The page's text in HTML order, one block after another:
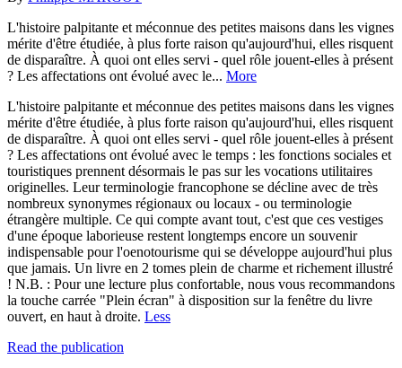
L'histoire palpitante et méconnue des petites maisons dans les vignes
mérite d'être étudiée, à plus forte raison qu'aujourd'hui, elles risquent
de disparaître. À quoi ont elles servi - quel rôle jouent-elles à présent
? Les affectations ont évolué avec le... More
L'histoire palpitante et méconnue des petites maisons dans les vignes
mérite d'être étudiée, à plus forte raison qu'aujourd'hui, elles risquent
de disparaître. À quoi ont elles servi - quel rôle jouent-elles à présent
? Les affectations ont évolué avec le temps : les fonctions sociales et
touristiques prennent désormais le pas sur les vocations utilitaires
originelles. Leur terminologie francophone se décline avec de très
nombreux synonymes régionaux ou locaux - ou terminologie
étrangère multiple. Ce qui compte avant tout, c'est que ces vestiges
d'une époque laborieuse restent longtemps encore un souvenir
indispensable pour l'oenotourisme qui se développe aujourd'hui plus
que jamais. Un livre en 2 tomes plein de charme et richement illustré
! N.B. : Pour une lecture plus confortable, nous vous recommandons
la touche carrée "Plein écran" à disposition sur la fenêtre du livre
ouvert, en haut à droite. Less
Read the publication